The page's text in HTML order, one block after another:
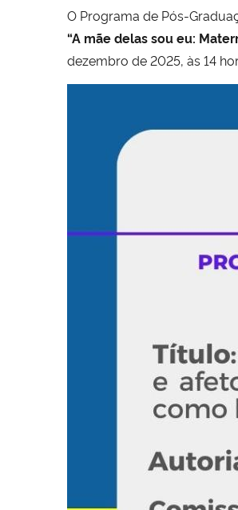
O Programa de Pós-
“A mãe delas sou eu:
dezembro de 2025, às 14